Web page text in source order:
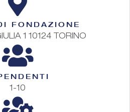
FONDAZIONE
1 10124 TORINO
1-10